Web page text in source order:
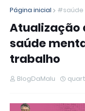
Página inicial #saúde
Atualização
saúde
trabalho
BlogDaMalu